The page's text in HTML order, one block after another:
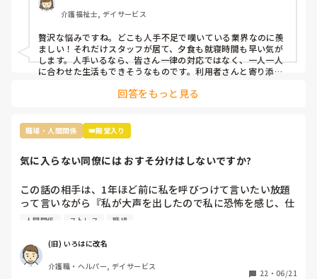
不満なのは16時までの勤務の職員が多いので、16時〜18時
は2人です。17時夕食が提供されるのですが
早く食べてもらって18時までには全員寝てもらうんです。
介護福祉士, デイサービス
贅沢な悩みですね。どこも人手不足で嘆いている業界なのに羨
ましい！それだけスタッフが居て、夕食も就寝時間も早い気が
します。人手いるなら、皆さん一律の対応ではなく、一人一人
に合わせた生活もできそうなものです。利用者さんと寄り添っ
トを開催したり、工作レクをしてみたり…やることを探せばい
できるか、今一度模索してみてはいかがでしょうか。
回答をもっと見る
職場・人間関係 👑殿堂入り
気に入らない同僚には おすそ分けはしないですか?
この話の相手は、1年ほど前に私を呼びつけて言いたい放題
って言いながら『私が大声を出したので私に恐怖を感じ、仕
事が一緒にできない』と因縁をつけてきた 看護師Nなんです
当時、現場にいた関係者に事情聴取をした結果、 レクリエ
ーションも止まらなかったし、誰も仲裁には来なかったので
人間関係 ストレス 職場
(旧) いろはに改名
介護職・ヘルパー, デイサービス
22 ・ 06/21